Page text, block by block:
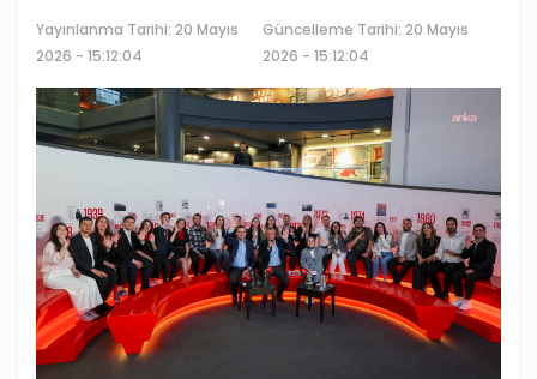
Yayınlanma Tarihi: 20 Mayıs
2026 - 15:12:04
Güncelleme Tarihi: 20 Mayıs
2026 - 15:12:04